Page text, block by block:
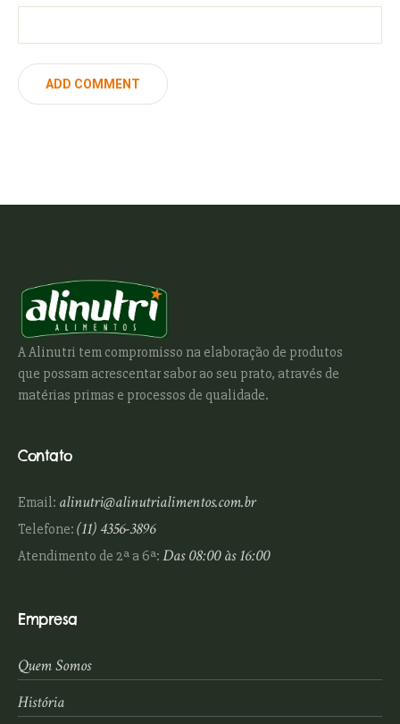
A Alinutri tem compromisso na elaboração de produtos
que possam acrescentar sabor ao seu prato, através de
matérias primas e processos de qualidade.
Contato
Email: alinutri@alinutrialimentos.com.br
Telefone:(11) 4356-3896
Atendimento de 2ª a 6ª:Das 08:00 às 16:00
Empresa
Quem Somos
História